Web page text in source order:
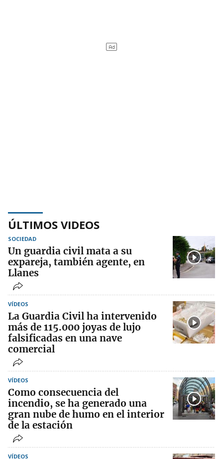
ÚLTIMOS VIDEOS
SOCIEDAD
Un guardia civil mata a su
expareja, también agente, en
Llanes
VÍDEOS
La Guardia Civil ha intervenido
más de 115.000 joyas de lujo
falsificadas en una nave
comercial
VÍDEOS
Como consecuencia del
incendio, se ha generado una
gran nube de humo en el interior
de la estación
VÍDEOS